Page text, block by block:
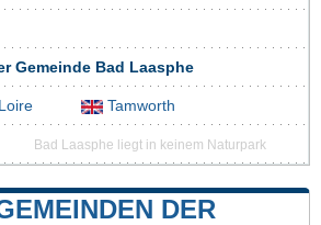
Gemeinde Bad Laasphe
Tamworth
Bad Laasphe liegt in keinem Naturpark
DER